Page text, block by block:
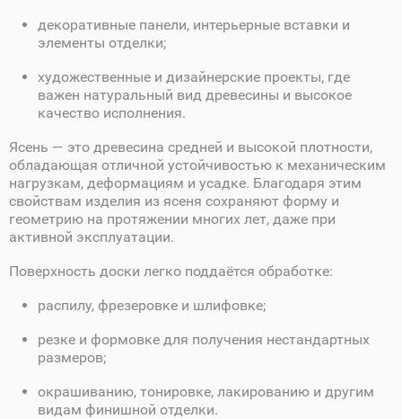
декоративные панели, интерьерные вставки и
элементы отделки;
художественные и дизайнерские проекты, где
важен натуральный вид древесины и высокое
качество исполнения.
Ясень — это древесина средней и высокой плотности,
обладающая отличной устойчивостью к механическим
нагрузкам, деформациям и усадке. Благодаря этим
свойствам изделия из ясеня сохраняют форму и
геометрию на протяжении многих лет, даже при
активной эксплуатации.
Поверхность доски легко поддаётся обработке:
распилу, фрезеровке и шлифовке;
резке и формовке для получения нестандартных
размеров;
окрашиванию, тонировке, лакированию и другим
видам финишной отделки.